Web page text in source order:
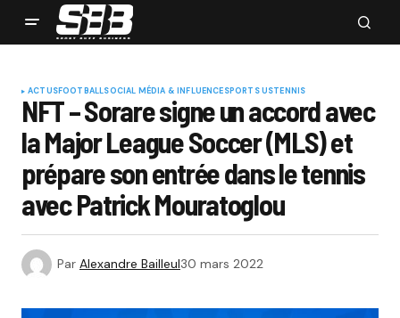
ACTUSFOOTBALLSOCIAL MÉDIA & INFLUENCESPORTS USTENNIS
NFT – Sorare signe un accord avec
la Major League Soccer (MLS) et
prépare son entrée dans le tennis
avec Patrick Mouratoglou
Par Alexandre Bailleul30 mars 2022